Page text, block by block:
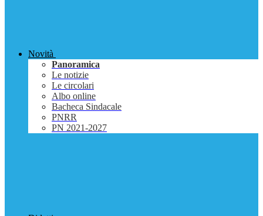
Novità
Panoramica
Le notizie
Le circolari
Albo online
Bacheca Sindacale
PNRR
PN 2021-2027